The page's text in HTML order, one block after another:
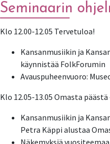
Seminaarin
Klo 12.00-12.05 Tervetuloa!
Kansanmusiikin ja
käynnistää FolkForumin
Avauspuheenvuoro:
Klo 12.05-13.05 Omasta
Kansanmusiikin ja
Petra Käppi alustaa
Näkemyksiä